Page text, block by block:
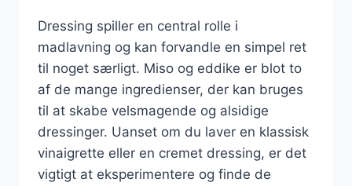
Dressing spiller en central rolle i
madlavning og kan forvandle en simpel ret
til noget særligt. Miso og eddike er blot to
af de mange ingredienser, der kan bruges
til at skabe velsmagende og alsidige
dressinger. Uanset om du laver en klassisk
vinaigrette eller en cremet dressing, er det
vigtigt at eksperimentere og finde de